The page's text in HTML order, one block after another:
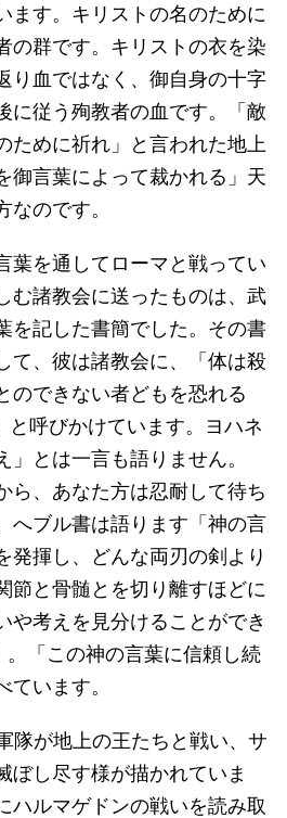
ます。キリストの名のために
の群です。キリストの衣を染
り血ではなく、御自身の十字
に従う殉教者の血です。「敵
ために祈れ」と言われた地上
御言葉によって裁かれる」天
なのです。
葉を通してローマと戦ってい
む諸教会に送ったものは、武
を記した書簡でした。その書
て、彼は諸教会に、「体は殺
のできない者どもを恐れる
と呼びかけています。ヨハネ
」とは一言も語りません。
ら、あなた方は忍耐して待ち
へブル書は語ります「神の言
発揮し、どんな両刃の剣より
節と骨髄とを切り離すほどに
や考えを見分けることができ
。「この神の言葉に信頼し続
います。
隊が地上の王たちと戦い、サ
ぼし尽す様が描かれていま
ハルマゲドンの戦いを読み取